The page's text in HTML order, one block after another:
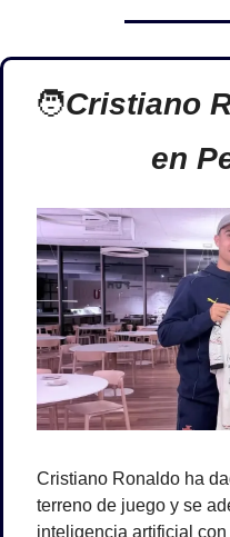
🧑Cristiano
en
Cristiano Ronaldo ha
terreno de juego y se